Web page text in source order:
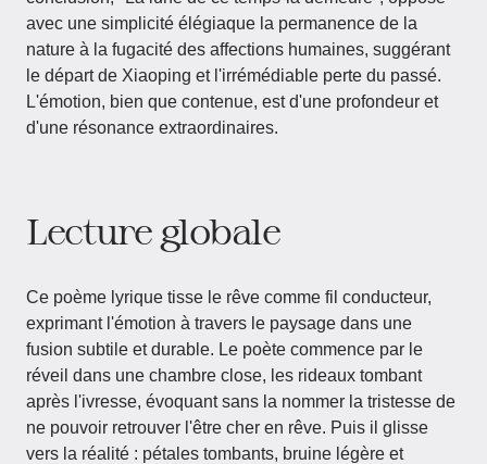
avec une simplicité élégiaque la permanence de la
nature à la fugacité des affections humaines, suggérant
le départ de Xiaoping et l'irrémédiable perte du passé.
L'émotion, bien que contenue, est d'une profondeur et
d'une résonance extraordinaires.
Lecture globale
Ce poème lyrique tisse le rêve comme fil conducteur,
exprimant l'émotion à travers le paysage dans une
fusion subtile et durable. Le poète commence par le
réveil dans une chambre close, les rideaux tombant
après l'ivresse, évoquant sans la nommer la tristesse de
ne pouvoir retrouver l'être cher en rêve. Puis il glisse
vers la réalité : pétales tombants, bruine légère et